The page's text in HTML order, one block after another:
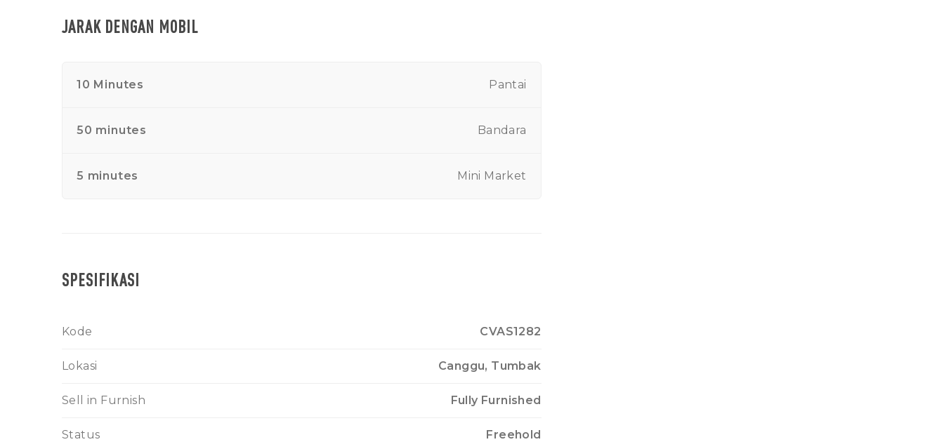
JARAK DENGAN MOBIL
10 Minutes Pantai
50 minutes Bandara
5 minutes Mini Market
SPESIFIKASI
Kode CVAS1282
Lokasi Canggu, Tumbak
Sell in Furnish Fully Furnished
Status Freehold